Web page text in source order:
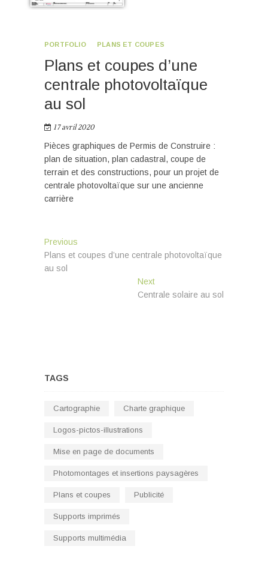
PORTFOLIO PLANS ET COUPES
Plans et coupes d’une
centrale photovoltaïque
au sol
17 avril 2020
Pièces graphiques de Permis de Construire :
plan de situation, plan cadastral, coupe de
terrain et des constructions, pour un projet de
centrale photovoltaïque sur une ancienne
carrière
Navigation
de
Previous
post:
Plans et coupes d’une centrale photovoltaïque
au sol
NextNext
post:
Centrale solaire au sol
TAGS
Cartographie Charte graphique
Logos-pictos-illustrations
Mise en page de documents
Photomontages et insertions paysagères
Plans et coupes Publicité
Supports imprimés
Supports multimédia